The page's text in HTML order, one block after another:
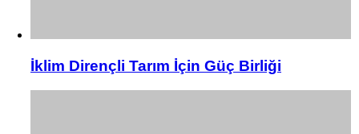
İklim Dirençli Tarım İçin Güç Birliği